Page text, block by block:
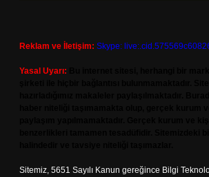
Reklam ve İletişim: Skype:
Yasal Uyarı:
Sitemiz, 5651 Sayılı Kanun gereğince Bilgi